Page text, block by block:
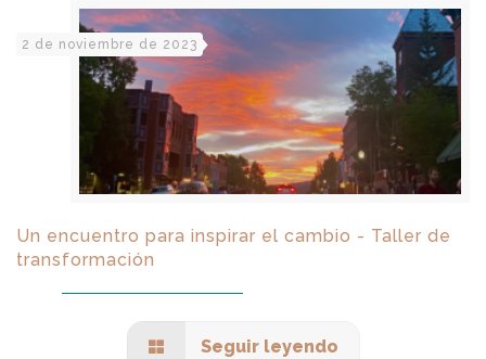
2 de noviembre de 2023
Un encuentro para inspirar el cambio - Taller de
transformación
Seguir leyendo